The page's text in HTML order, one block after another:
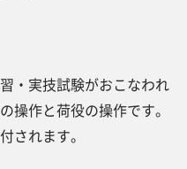
・実技試験がおこなわれ
操作と荷役の操作です。
されます。